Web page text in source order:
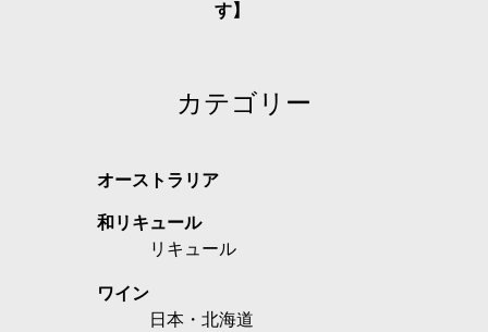
す】
カテゴリー
オーストラリア
和リキュール
リキュール
ワイン
日本・北海道